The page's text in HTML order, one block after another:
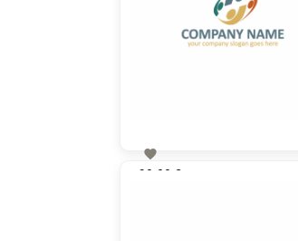

90,00 €